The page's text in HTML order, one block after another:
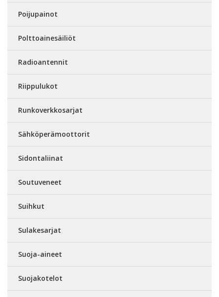
Poijupainot
Polttoainesäiliöt
Radioantennit
Riippulukot
Runkoverkkosarjat
Sähköperämoottorit
Sidontaliinat
Soutuveneet
Suihkut
Sulakesarjat
Suoja-aineet
Suojakotelot